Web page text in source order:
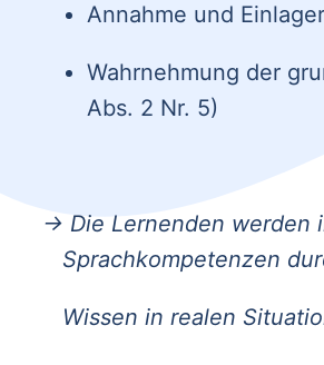
Annahme und
Wahrnehmung der
Abs. 2 Nr. 5)
→ Die Lernenden werden
Sprachkompetenzen
Wissen in realen